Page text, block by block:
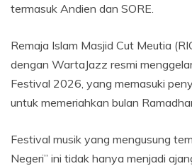
termasuk Andien dan SORE.
Remaja Islam Masjid Cut Meutia
dengan WartaJazz resmi
Festival 2026, yang memasuki
untuk memeriahkan bulan
Festival musik yang mengusung
Negeri” ini tidak hanya menjadi